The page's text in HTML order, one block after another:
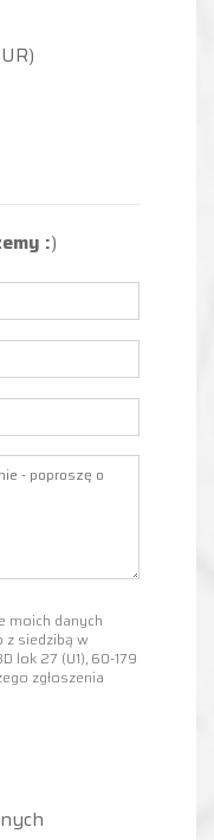
:)
moich danych
z siedzibą w
lok 27 (U1), 60-179
zgłoszenia